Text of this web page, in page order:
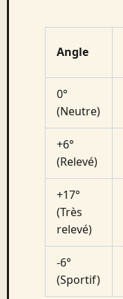
Angle
0°
(Neutre)
+6°
(Relevé)
+17°
(Très
relevé)
-6°
(Sportif)